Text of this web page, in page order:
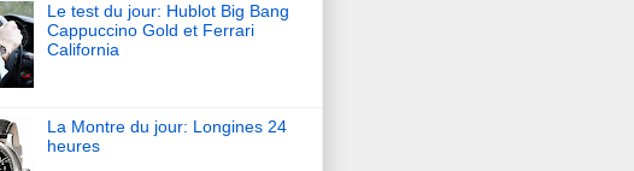
Le test du jour: Hublot Big Bang
Cappuccino Gold et Ferrari
California
La Montre du jour: Longines 24
heures